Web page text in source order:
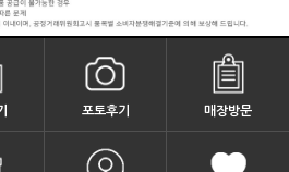
포토후기 매장방문